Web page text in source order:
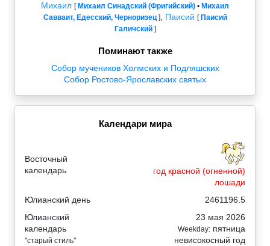
Михаил [ Михаил Синадский (Фригийский) • Михаил
Савваит, Едесский, Черноризец], Паисий [ Паисий
Галичский]
Поминают также
Собор мучеников Холмских и Подляшских
Собор Ростово-Ярославских святых
Календари мира
Восточный
календарь
год красной (огненной)
лошади
Юлианский день
2461196.5
Юлианский
календарь
"старый стиль"
23 мая 2026
Weekday: пятница
невисокосный год